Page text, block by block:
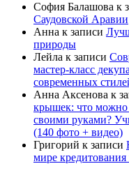
София Балашова к
Саудовской Аравии
Анна к записи
природы
Лейла к записи
мастер-класс
современных
Анна Аксенова к
крышек: что можно
своими руками?
(140 фото + видео)
Григорий к записи
мире